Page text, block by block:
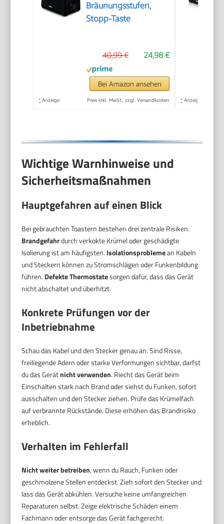
Bräunungsstufen,
Stopp-Taste
24,98 €
40,99 €
Bei Amazon ansehen
* Anzeige Preis inkl. MwSt., zzgl. Versandkosten * Anzeige
Wichtige Warnhinweise und
Sicherheitsmaßnahmen
Hauptgefahren auf einen Blick
Bei gebrauchten Toastern bestehen drei zentrale Risiken.
Brandgefahrdurch verkokte Krümel oder geschädigte
Isolierung ist am häufigsten. Isolationsproblemean Kabeln
und Steckern können zu Stromschlägen oder Funkenbildung
führen. Defekte Thermostatesorgen dafür, dass das Gerät
nicht abschaltet und überhitzt.
Konkrete Prüfungen vor der
Inbetriebnahme
Schau das Kabel und den Stecker genau an. Sind Risse,
freiliegende Adern oder starke Verformungen sichtbar, darfst
du das Gerätnicht verwenden. Riecht das Gerät beim
Einschalten stark nach Brand oder siehst du Funken, sofort
ausschalten und den Stecker ziehen. Prüfe das Krümelfach
auf verbrannte Rückstände. Diese erhöhen das Brandrisiko
erheblich.
Verhalten im Fehlerfall
Nicht weiter betreiben, wenn du Rauch, Funken oder
geschmolzene Stellen entdeckst. Zieh sofort den Stecker und
lass das Gerät abkühlen. Versuche keine umfangreichen
Reparaturen selbst. Zeige elektrische Schäden einem
Fachmann oder entsorge das Gerät fachgerecht.